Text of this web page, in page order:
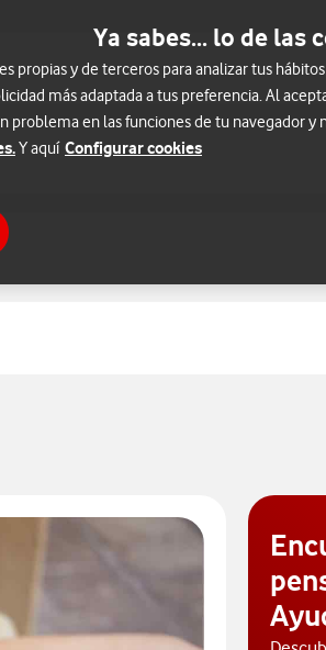
Ya sabes... lo de las
propias y de terceros para analizar tus
más adaptada a tus preferencia. Al
problema en las funciones de tu navegador y
Y aquí Configurar cookies